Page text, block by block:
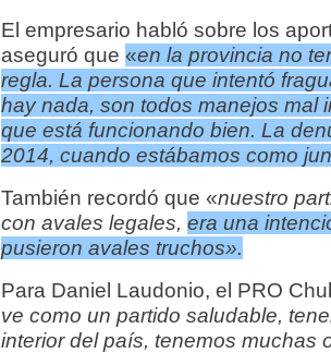
El empresario habló sobre los
aseguró que «en la provincia no
regla. La persona que intentó
hay nada, son todos manejos mal
que está funcionando bien. La
2014, cuando estábamos como
También recordó que «nuestro
con avales legales, era una inte
pusieron avales truchos».
Para Daniel Laudonio, el PRO
ve como un partido saludable,
interior del país, tenemos muchas